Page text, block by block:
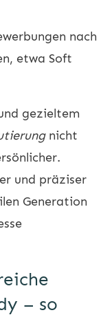
nach
etwa Soft
gezieltem
nicht
und präziser
Generation
– so